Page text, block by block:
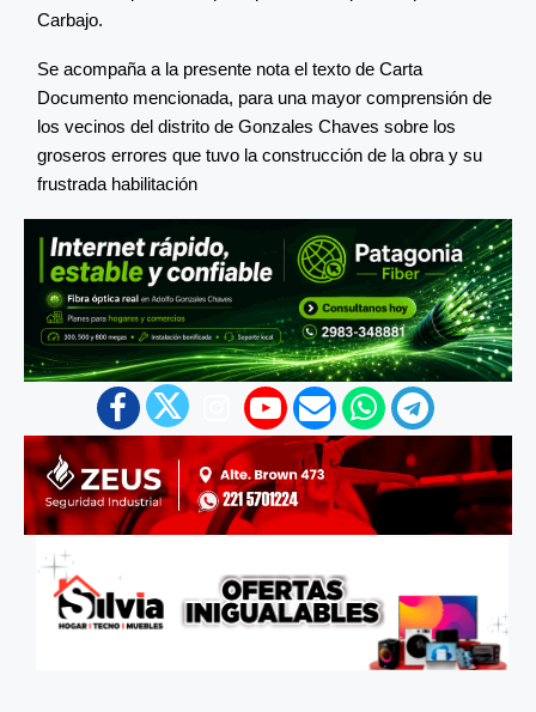
Carbajo.
Se acompaña a la presente nota el texto de Carta
Documento mencionada, para una mayor comprensión de
los vecinos del distrito de Gonzales Chaves sobre los
groseros errores que tuvo la construcción de la obra y su
frustrada habilitación